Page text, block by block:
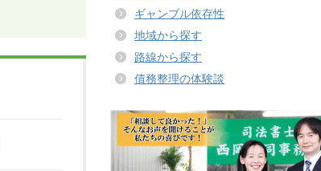
ギャンブル依存性
地域から探す
路線から探す
債務整理の体験談